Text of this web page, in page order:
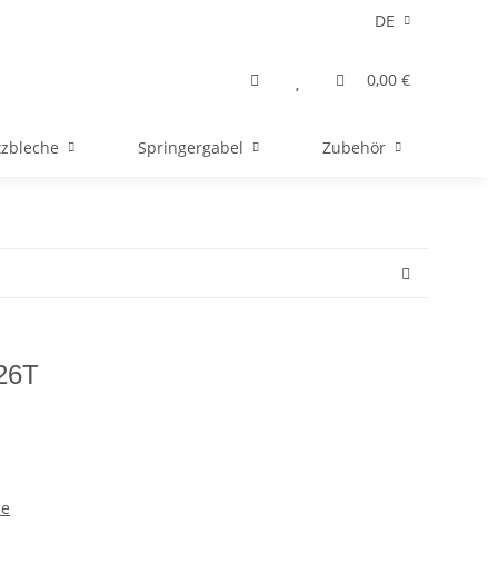
DE
0,00 €
Springergabel Zubehör